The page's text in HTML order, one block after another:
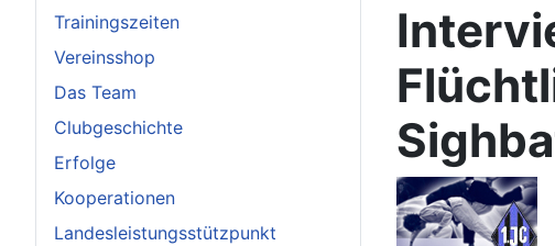
Trainingszeiten
Vereinsshop
Das Team
Clubgeschichte
Erfolge
Kooperationen
Landesleistungsstützpunkt